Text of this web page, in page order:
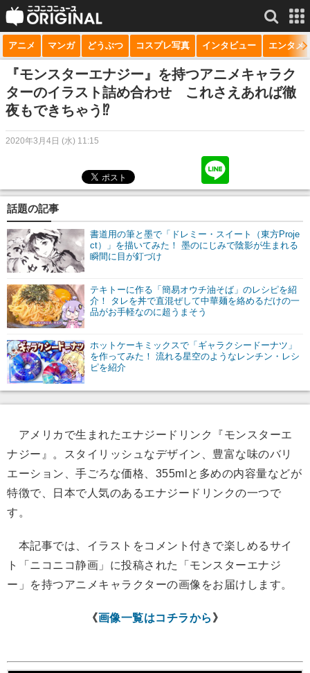
サービス一覧 もっと見る
niconico
動画
生放送
マンガ
ニコニコQ
アニメ マンガ どうぶつ コスプレ写真 インタビュー エンタメ
『モンスターエナジー』を持つアニメキャラク
ターのイラスト詰め合わせ これさえあれば徹
夜もできちゃう⁉
2020年3月4日 (水) 11:15
話題の記事
書道用の筆と墨で「ドレミー・スイート（東方Proje
ct）」を描いてみた！ 墨のにじみで陰影が生まれる
瞬間に目が釘づけ
テキトーに作る「簡易オウチ油そば」のレシピを紹
介！ タレを丼で直混ぜして中華麺を絡めるだけの一
品がお手軽なのに超うまそう
ホットケーキミックスで「ギャラクシードーナツ」
を作ってみた！ 流れる星空のようなレンチン・レシ
ピを紹介
アメリカで生まれたエナジードリンク『モンスターエ
ナジー』。スタイリッシュなデザイン、豊富な味のバリ
エーション、手ごろな価格、355mlと多めの内容量などが
特徴で、日本で人気のあるエナジードリンクの一つで
す。
本記事では、イラストをコメント付きで楽しめるサイ
ト「ニコニコ静画」に投稿された「モンスターエナジ
ー」を持つアニメキャラクターの画像をお届けします。
《画像一覧はコチラから 》